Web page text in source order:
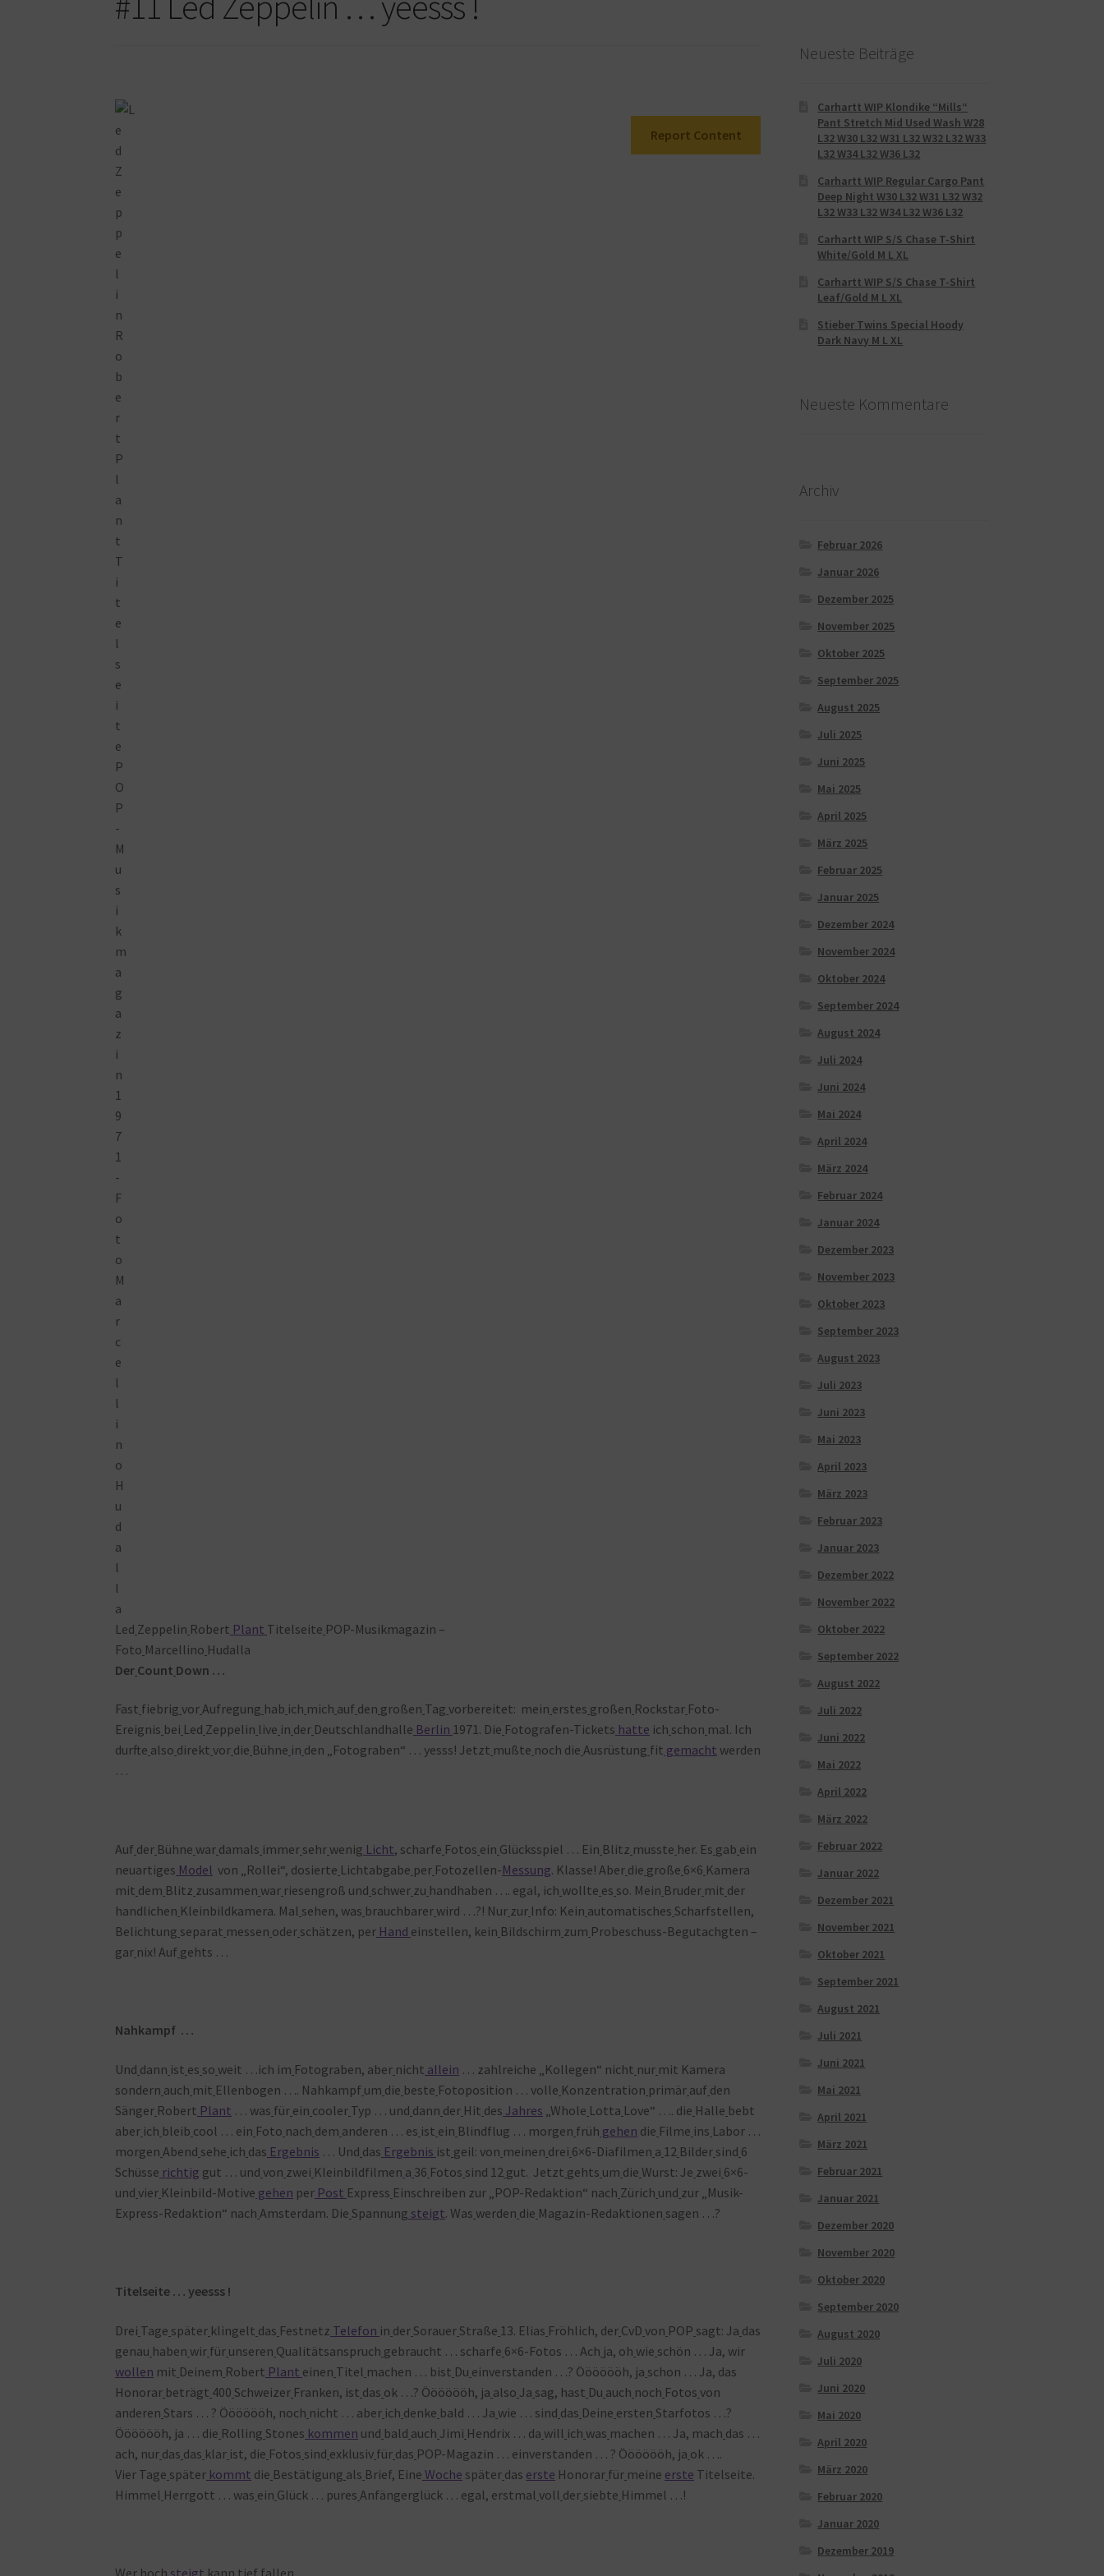
Report Content
Led Zeppelin Robert Plant Titelseite POP-Musikmagazin –
Foto Marcellino Hudalla
Der Count Down …
Fast fiebrig vorAufregung hab ich mich auf den großen Tag vorbereitet: mein erstes großen Rockstar Foto-
Ereignis bei Led Zeppelin live in der Deutschlandhalle Berlin 1971. Die Fotografen-Tickets hatte ich schon mal. Ich
durfte also direkt vor die Bühne in den „Fotograben“ … yesss! Jetzt mußte noch die Ausrüstung fit gemacht werden
…
Auf der Bühne war damals immer sehr wenig Licht, scharfe Fotos ein Glücksspiel … Ein Blitz musste her. Es gab ein
neuartiges Model von „Rollei“, dosierte Lichtabgabe per Fotozellen-Messung. Klasse! Aber die große 6×6 Kamera
mit dem Blitz zusammen war riesengroß und schwer zu handhaben …. egal, ich wollte es so. Mein Bruder mit der
handlichen Kleinbildkamera. Mal sehen, was brauchbarer wird …?! Nur zur Info: Kein automatisches Scharfstellen,
Belichtung separat messen oder schätzen, per Hand einstellen, kein Bildschirm zum Probeschuss-Begutachgten –
gar nix! Auf gehts …
Nahkampf …
Und dann ist es so weit …ich im Fotograben, aber nicht allein … zahlreiche „Kollegen“ nicht nur mit Kamera
sondern auch mit Ellenbogen …. Nahkampf um die beste Fotoposition … volle Konzentration primär auf den
Sänger Robert Plant … was für ein cooler Typ … und dann der Hit des Jahres „Whole Lotta Love“ …. die Halle bebt
aber ich bleib cool … ein Foto nach dem anderen … es ist ein Blindflug … morgen früh gehen die Filme ins Labor …
morgen Abend sehe ich das Ergebnis … Und das Ergebnis ist geil: von meinen drei 6×6-Diafilmen a 12 Bilder sind 6
Schüsse richtig gut … und von zwei Kleinbildfilmen a 36 Fotos sind 12 gut. Jetzt gehts um die Wurst: Je zwei 6×6-
und vier Kleinbild-Motive gehen per Post Express Einschreiben zur „POP-Redaktion“ nach Zürich und zur „Musik-
Express-Redaktion“ nach Amsterdam. Die Spannung steigt. Was werden die Magazin-Redaktionen sagen …?
Titelseite … yeesss !
Drei Tage später klingelt das Festnetz Telefon in der Sorauer Straße 13. Elias Fröhlich, der CvD von POP sagt: Ja das
genau haben wir für unseren Qualitätsanspruch gebraucht … scharfe 6×6-Fotos … Ach ja, oh wie schön … Ja, wir
wollen mit Deinem Robert Plant einen Titel machen … bist Du einverstanden …? Ööööööh, ja schon … Ja, das
Honorar beträgt 400 Schweizer Franken, ist das ok …? Ööööööh, ja also Ja sag, hast Du auch noch Fotos von
anderen Stars … ? Ööööööh, noch nicht … aber ich denke bald … Ja wie … sind das Deine ersten Starfotos …?
Ööööööh, ja … die Rolling Stones kommen und bald auch Jimi Hendrix … da will ich was machen … Ja, mach das …
ach, nur das das klar ist, die Fotos sind exklusiv für das POP-Magazin … einverstanden … ? Ööööööh, ja ok ….
Vier Tage später kommt die Bestätigung als Brief, Eine Woche später das erste Honorar für meine erste Titelseite.
Himmel Herrgott … was ein Glück … pures Anfängerglück … egal, erstmal voll der siebte Himmel …!
Wer hoch steigt kann tief fallen …
Neueste Beiträge
Carhartt WIP Klondike “Mills“
Pant Stretch Mid Used Wash W28
L32 W30 L32 W31 L32 W32 L32 W33
L32 W34 L32 W36 L32
Carhartt WIP Regular Cargo Pant
Deep Night W30 L32 W31 L32 W32
L32 W33 L32 W34 L32 W36 L32
Carhartt WIP S/S Chase T-Shirt
White/Gold M L XL
Carhartt WIP S/S Chase T-Shirt
Leaf/Gold M L XL
Stieber Twins Special Hoody
Dark Navy M L XL
Neueste Kommentare
Archiv
Februar 2026
Januar 2026
Dezember 2025
November 2025
Oktober 2025
September 2025
August 2025
Juli 2025
Juni 2025
Mai 2025
April 2025
März 2025
Februar 2025
Januar 2025
Dezember 2024
November 2024
Oktober 2024
September 2024
August 2024
Juli 2024
Juni 2024
Mai 2024
April 2024
März 2024
Februar 2024
Januar 2024
Dezember 2023
November 2023
Oktober 2023
September 2023
August 2023
Juli 2023
Juni 2023
Mai 2023
April 2023
März 2023
Februar 2023
Januar 2023
Dezember 2022
November 2022
Oktober 2022
September 2022
August 2022
Juli 2022
Juni 2022
Mai 2022
April 2022
März 2022
Februar 2022
Januar 2022
Dezember 2021
November 2021
Oktober 2021
September 2021
August 2021
Juli 2021
Juni 2021
Mai 2021
April 2021
März 2021
Februar 2021
Januar 2021
Dezember 2020
November 2020
Oktober 2020
September 2020
August 2020
Juli 2020
Juni 2020
Mai 2020
April 2020
März 2020
Februar 2020
Januar 2020
Dezember 2019